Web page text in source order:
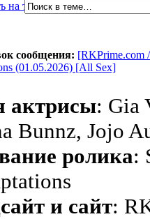
сообщения: [RKPrime.com
(01.05.2026) [All Sex]
актрисы: Gia
Bunnz, Jojo
ролика:
и сайт: